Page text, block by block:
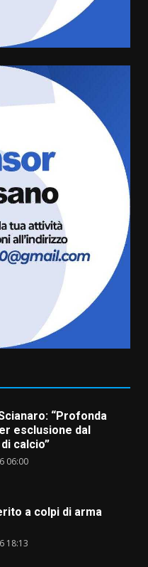
comuni e
online
gestione
Villetta di
Minareto e la prima
rapimento”
06:15
Musica di
nuovo
con “Fasano in
06:05
“Profonda
esclusione dal
a colpi di arma
18:13
continua il piano
del
14:16